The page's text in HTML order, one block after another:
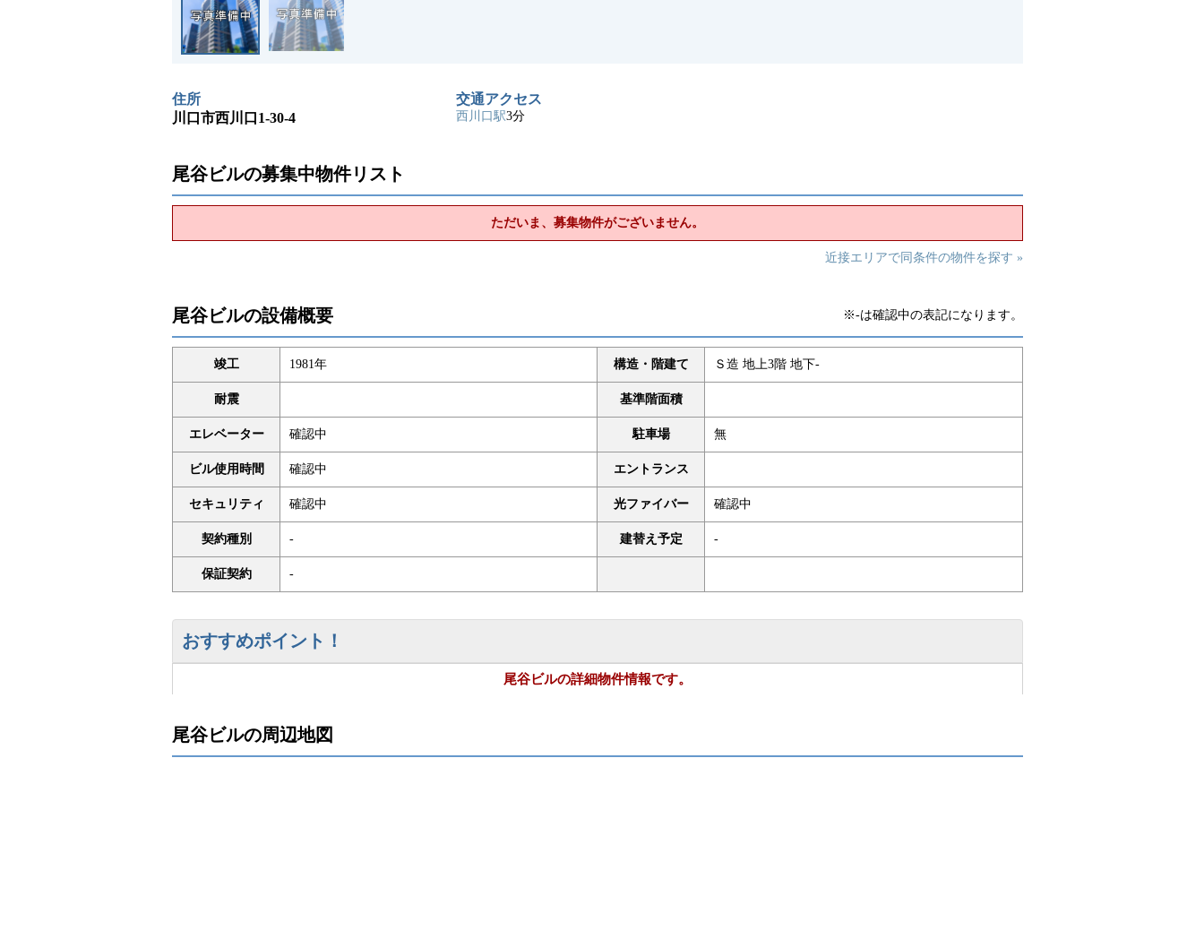
住所
川口市西川口1-30-4
交通アクセス
西川口駅3分
尾谷ビルの募集中物件リスト
ただいま、募集物件がございません。
近接エリアで同条件の物件を探す »
尾谷ビルの設備概要 ※-は確認中の表記になります。
竣工 1981年 構造・階建て Ｓ造 地上3階 地下-
耐震 基準階面積
エレベーター 確認中 駐車場 無
ビル使用時間 確認中 エントランス
セキュリティ 確認中 光ファイバー 確認中
契約種別 - 建替え予定 -
保証契約 -
おすすめポイント！
尾谷ビルの詳細物件情報です。
尾谷ビルの周辺地図